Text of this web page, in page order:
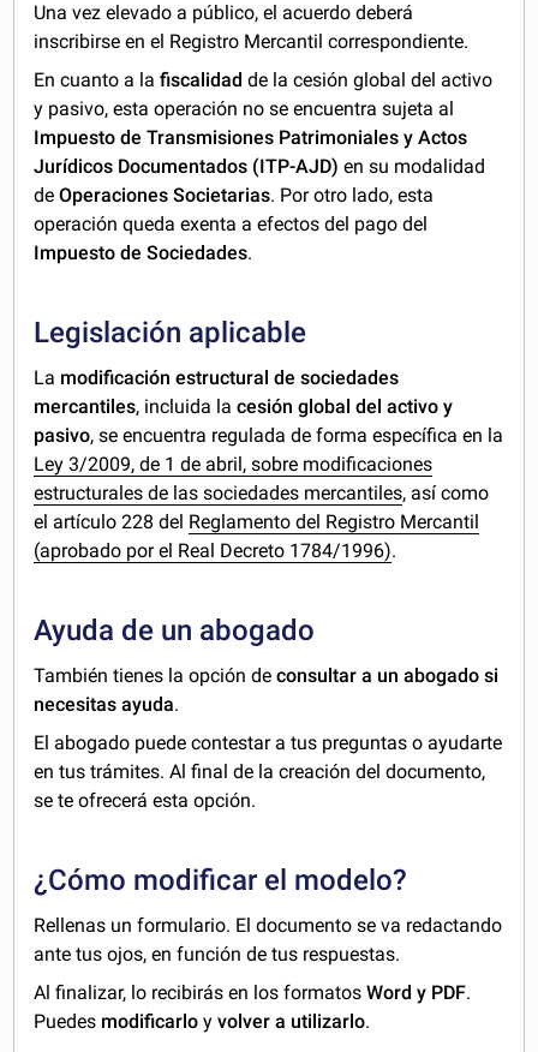
Una vez elevado a público, el acuerdo deberá
inscribirse en el Registro Mercantil correspondiente.
En cuanto a lafiscalidad de la cesión global del activo
y pasivo, esta operación no se encuentra sujeta al
Impuesto de Transmisiones Patrimoniales y Actos
Jurídicos Documentados (ITP-AJD) en su modalidad
deOperaciones Societarias. Por otro lado, esta
operación queda exenta a efectos del pago del
Impuesto de Sociedades.
Legislación aplicable
La modificación estructural de sociedades
mercantiles, incluida la cesión global del activo y
pasivo, se encuentra regulada de forma específica en la
Ley 3/2009, de 1 de abril, sobre modificaciones
estructurales de las sociedades mercantiles, así como
el artículo 228 del Reglamento del Registro Mercantil
(aprobado por el Real Decreto 1784/1996).
Ayuda de un abogado
También tienes la opción deconsultar a un abogado si
necesitas ayuda.
El abogado puede contestar a tus preguntas o ayudarte
en tus trámites. Al final de la creación del documento,
se te ofrecerá esta opción.
¿Cómo modificar el modelo?
Rellenas un formulario. El documento se va redactando
ante tus ojos, en función de tus respuestas.
Al finalizar, lo recibirás en los formatosWord y PDF.
Puedes modificarlo yvolver a utilizarlo.